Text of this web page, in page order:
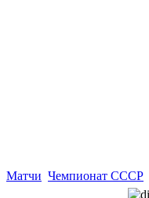
Матчи Чемпионат СССР